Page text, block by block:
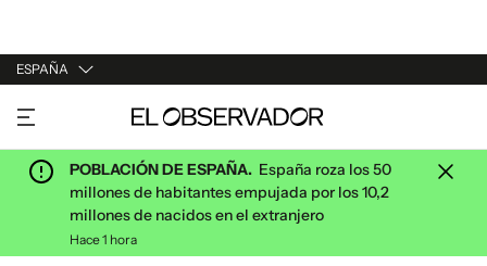
ESPAÑA
URUGUAY
ARGENTINA
ESPAÑA
ESTADOS UNIDOS
POBLACIÓN DE ESPAÑA. España roza los 50
millones de habitantes empujada por los 10,2
millones de nacidos en el extranjero
Hace 1 hora